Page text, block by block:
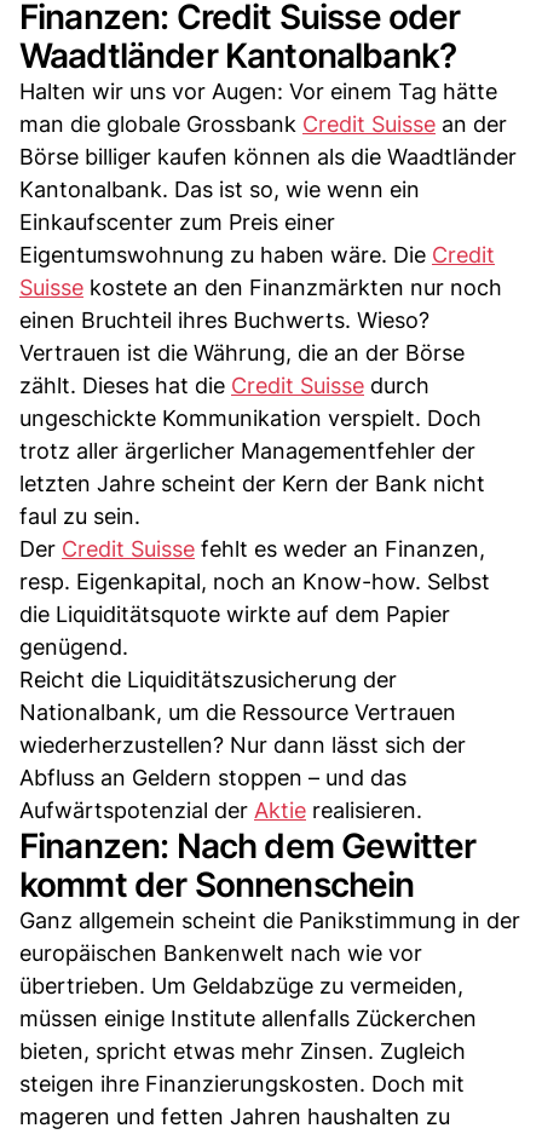
Finanzen: Credit Suisse oder
Waadtländer Kantonalbank?
Halten wir uns vor Augen: Vor einem Tag hätte
man die globale Grossbank Credit Suisse an der
Börse billiger kaufen können als die Waadtländer
Kantonalbank. Das ist so, wie wenn ein
Einkaufscenter zum Preis einer
Eigentumswohnung zu haben wäre. Die Credit
Suisse kostete an den Finanzmärkten nur noch
einen Bruchteil ihres Buchwerts. Wieso?
Vertrauen ist die Währung, die an der Börse
zählt. Dieses hat die Credit Suisse durch
ungeschickte Kommunikation verspielt. Doch
trotz aller ärgerlicher Managementfehler der
letzten Jahre scheint der Kern der Bank nicht
faul zu sein.
Der Credit Suisse fehlt es weder an Finanzen,
resp. Eigenkapital, noch an Know-how. Selbst
die Liquiditätsquote wirkte auf dem Papier
genügend.
Reicht die Liquiditätszusicherung der
Nationalbank, um die Ressource Vertrauen
wiederherzustellen? Nur dann lässt sich der
Abfluss an Geldern stoppen – und das
Aufwärtspotenzial der Aktie realisieren.
Finanzen: Nach dem Gewitter
kommt der Sonnenschein
Ganz allgemein scheint die Panikstimmung in der
europäischen Bankenwelt nach wie vor
übertrieben. Um Geldabzüge zu vermeiden,
müssen einige Institute allenfalls Zückerchen
bieten, spricht etwas mehr Zinsen. Zugleich
steigen ihre Finanzierungskosten. Doch mit
mageren und fetten Jahren haushalten zu